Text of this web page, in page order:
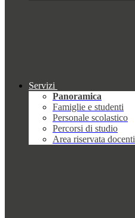
Servizi
Panoramica
Famiglie e studenti
Personale scolastico
Percorsi di studio
Area riservata docenti